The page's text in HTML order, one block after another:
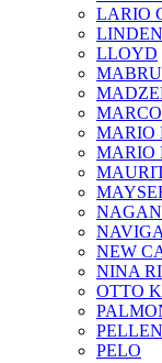
LARIO
LLOYD
MARIO
MARIO
NEW
NINA
OTTO
PELO